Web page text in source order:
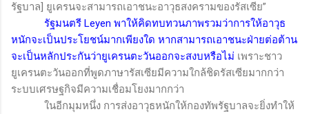
รัฐบาล] ยูเครนจะสามารถเอาชนะอาวุธสงครามของรัสเซีย”
รัฐมนตรี Leyen พาให้คิดทบทวนภาพรวมว่าการให้อาวุธ
หนักจะเป็นประโยชน์มากเพียงใด หากสามารถเอาชนะฝ่ายต่อต้าน
จะเป็นหลักประกันว่ายูเครนตะวันออกจะสงบหรือไม่ เพราะชาว
ยูเครนตะวันออกที่พูดภาษารัสเซียมีความใกล้ชิดรัสเซียมากกว่า
ระบบเศรษฐกิจมีความเชื่อมโยงมากกว่า
ในอีกมุมหนึ่ง การส่งอาวุธหนักให้กองทัพรัฐบาลจะยิ่งทำให้